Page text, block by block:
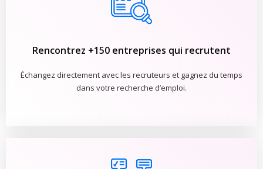
Rencontrez +150 entreprises qui recrutent
Échangez directement avec les recruteurs et gagnez du temps
dans votre recherche d’emploi.